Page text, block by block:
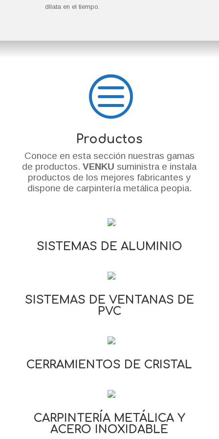
dilata en el tiempo.
c
Productos
Conoce en esta sección nuestras gamas
de productos.VENKU suministra e instala
productos de los mejores fabricantes y
dispone de carpintería metálica peopia.
SISTEMAS DE ALUMINIO
SISTEMAS DE VENTANAS DE
PVC
CERRAMIENTOS DE CRISTAL
CARPINTERÍA METÁLICA Y
ACERO INOXIDABLE